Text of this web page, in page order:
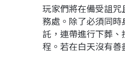
玩家們將在備受詛
務處。除了必須同
託，連帶進行下葬
程。若在白天沒有善